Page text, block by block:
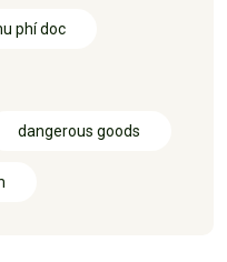
phí doc
dangerous goods